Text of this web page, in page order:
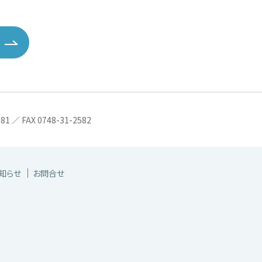
／ FAX 0748-31-2582
らせ お問合せ